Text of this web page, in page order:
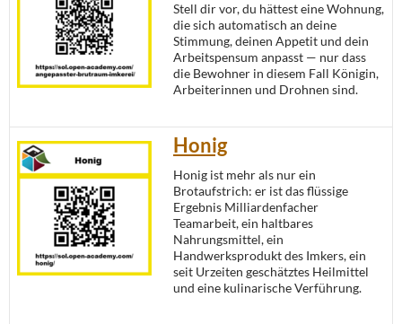
Stell dir vor, du hättest eine Wohnung,
die sich automatisch an deine
Stimmung, deinen Appetit und dein
Arbeitspensum anpasst — nur dass
die Bewohner in diesem Fall Königin,
Arbeiterinnen und Drohnen sind.
Honig
Honig ist mehr als nur ein
Brotaufstrich: er ist das flüssige
Ergebnis Milliardenfacher
Teamarbeit, ein haltbares
Nahrungsmittel, ein
Handwerksprodukt des Imkers, ein
seit Urzeiten geschätztes Heilmittel
und eine kulinarische Verführung.